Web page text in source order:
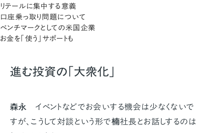
リテールに集中する意義
口座乗っ取り問題について
ベンチマークとしての米国企業
お金を「使う」サポートも
進む投資の「大衆化」
森永
イベントなどでお会いする機会は少なくないで
すが、こうして対談という形で楠社長とお話しするのは